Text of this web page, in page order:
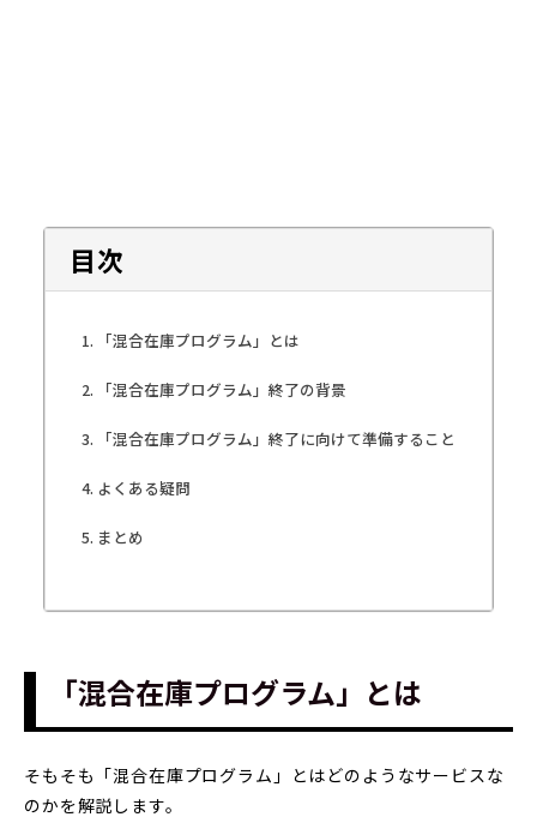
目次
「混合在庫プログラム」とは
「混合在庫プログラム」終了の背景
「混合在庫プログラム」終了に向けて準備すること
よくある疑問
まとめ
「混合在庫プログラム」とは
そもそも「混合在庫プログラム」とはどのようなサービスな
のかを解説します。